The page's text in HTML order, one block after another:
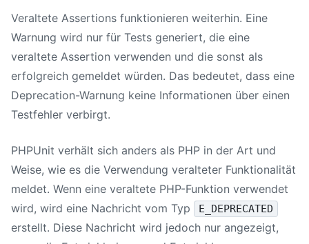
Veraltete Assertions funktionieren weiterhin. Eine
Warnung wird nur für Tests generiert, die eine
veraltete Assertion verwenden und die sonst als
erfolgreich gemeldet würden. Das bedeutet, dass eine
Deprecation-Warnung keine Informationen über einen
Testfehler verbirgt.
PHPUnit verhält sich anders als PHP in der Art und
Weise, wie es die Verwendung veralteter Funktionalität
meldet. Wenn eine veraltete PHP-Funktion verwendet
wird, wird eine Nachricht vom Typ
E_DEPRECATED
erstellt. Diese Nachricht wird jedoch nur angezeigt,